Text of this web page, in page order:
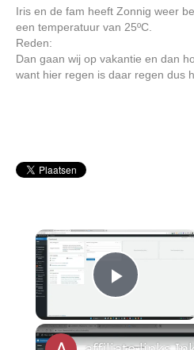
Iris en de fam heeft Zonnig weer
een temperatuur van 25ºC.
Reden:
Dan gaan wij op vakantie en dan
want hier regen is daar regen dus
×
Play